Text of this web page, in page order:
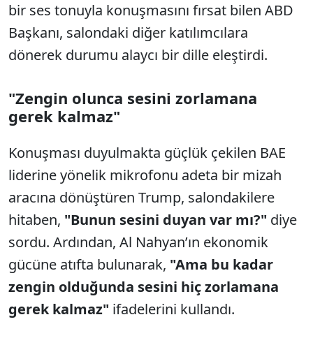
bir ses tonuyla konuşmasını fırsat bilen ABD
Başkanı, salondaki diğer katılımcılara
dönerek durumu alaycı bir dille eleştirdi.
"Zengin olunca sesini zorlamana
gerek kalmaz"
Konuşması duyulmakta güçlük çekilen BAE
liderine yönelik mikrofonu adeta bir mizah
aracına dönüştüren Trump, salondakilere
hitaben, "Bunun sesini duyan var mı?" diye
sordu. Ardından, Al Nahyan’ın ekonomik
gücüne atıfta bulunarak, "Ama bu kadar
zengin olduğunda sesini hiç zorlamana
gerek kalmaz" ifadelerini kullandı.